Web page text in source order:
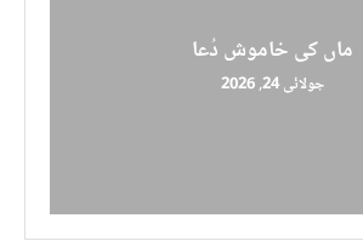
ماں کی خاموش دُعا
جولائی 24, 2026